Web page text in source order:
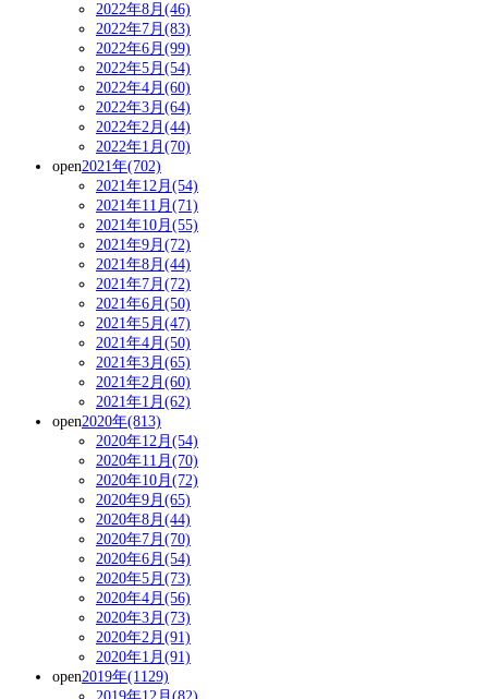
2022年8月(46)
2022年7月(83)
2022年6月(99)
2022年5月(54)
2022年4月(60)
2022年3月(64)
2022年2月(44)
2022年1月(70)
open2021年(702)
2021年12月(54)
2021年11月(71)
2021年10月(55)
2021年9月(72)
2021年8月(44)
2021年7月(72)
2021年6月(50)
2021年5月(47)
2021年4月(50)
2021年3月(65)
2021年2月(60)
2021年1月(62)
open2020年(813)
2020年12月(54)
2020年11月(70)
2020年10月(72)
2020年9月(65)
2020年8月(44)
2020年7月(70)
2020年6月(54)
2020年5月(73)
2020年4月(56)
2020年3月(73)
2020年2月(91)
2020年1月(91)
open2019年(1129)